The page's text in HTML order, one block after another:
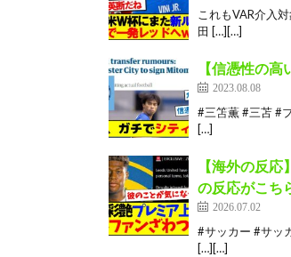
これもVAR介入
田 […][…]
【信憑性の
2023.08.08
#三笘薫 #三苫 #
[…]
【海外の反
の反応がこち
2026.07.02
#サッカー #サッ
[…][…]